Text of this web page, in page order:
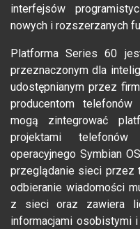
interfejsów
nowych i rozszerzanych
Platforma Series 60
przeznaczonym dla
udostępnianym przez
producentom telefonów
mogą zintegrować
projektami
operacyjnego Symbian
przeglądanie sieci przez
odbieranie wiadomości
z sieci oraz zawiera
informacjami osobistymi